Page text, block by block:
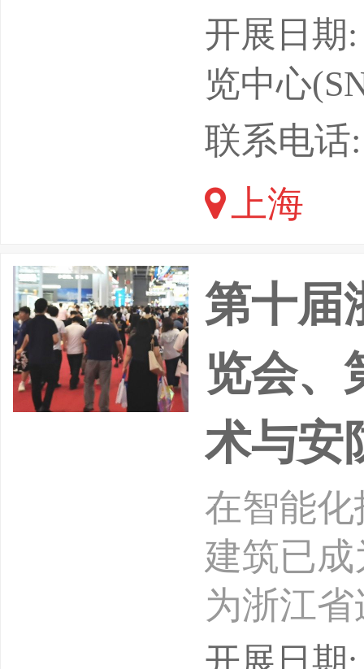
支持单
位：上
会展(集
移动警
备-刑侦
开展日期
览中心
联系电话
上海
第十届
览会、
术与安
在智能
建筑已
为浙江
终致力
开展日期